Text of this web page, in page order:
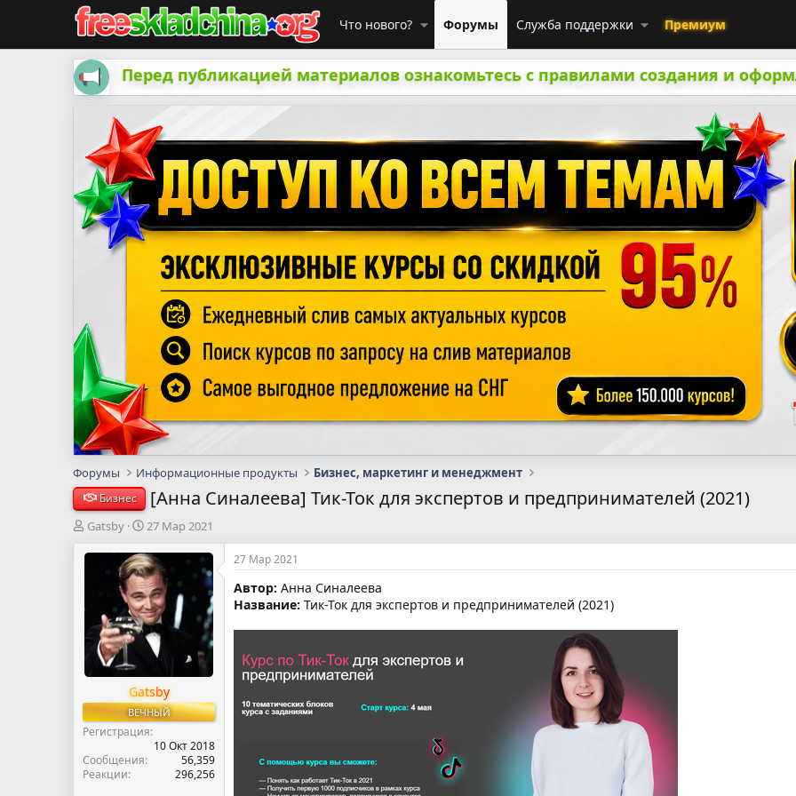
Что нового? Форумы Служба поддержки Премиум
Перед публикацией материалов ознакомьтесь с правилами создания и
Форумы Информационные продукты Бизнес, маркетинг и менеджмент
Бизнес [Анна Синалеева] Тик-Ток для экспертов и предпринимателей (2021)
А
т
м
ы
Gatsby
Д
т
а
н
а
ч
а
л
27 Мар 2021
Gatsby
ВЕЧНЫЙ
Регистрация
10 Окт 2018
Сообщения
56,359
Реакции
296,256
27 Мар 2021
Автор: Анна Синалеева
Название: Тик-Ток для экспертов и предпринимателей (2021)